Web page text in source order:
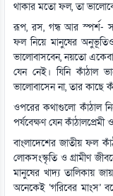
থাকার মতো ফল, তা
রূপ, রস, গন্ধ আর স্পর্শ-
ফল নিয়ে মানুষের
ভালোবাসবেন, নয়তো
যেন নেই। যিনি কাঁঠাল
ভালোবাসেন না, তার কাছে
ওপরের কথাগুলো কাঁঠাল
পর্যবেক্ষণ যেন
বাংলাদেশের জাতীয় ফল
লোকসংস্কৃতি ও গ্রামীণ
মানুষের খাদ্য তালিকায়
অনেকেই ‘গরিবের